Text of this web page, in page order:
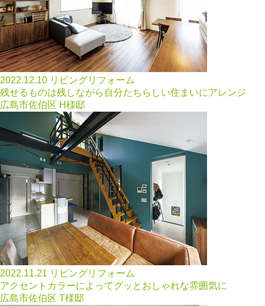
2022.12.10 リビングリフォーム
残せるものは残しながら自分たちらしい住まいにアレンジ
広島市佐伯区 H様邸
2022.11.21 リビングリフォーム
アクセントカラーによってグッとおしゃれな雰囲気に
広島市佐伯区 T様邸